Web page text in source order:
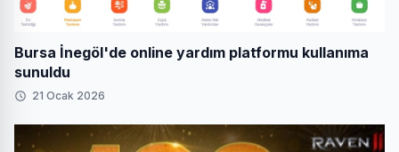
Bursa İnegöl'de online yardım platformu kullanıma
sunuldu
21 Ocak 2026